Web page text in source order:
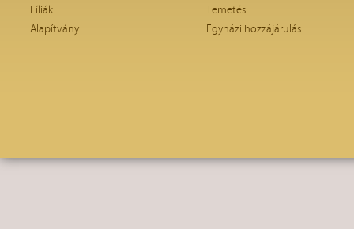
Fíliák
Alapítvány
Temetés
Egyházi hozzájárulás